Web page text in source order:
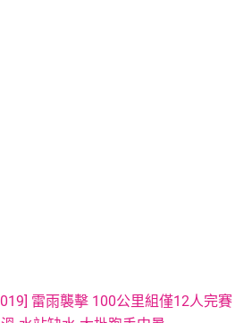
雷雨襲擊 100公里組僅12人完賽